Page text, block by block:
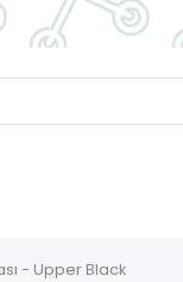
- Upper Black